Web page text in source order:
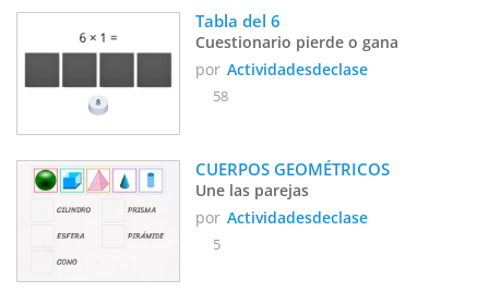
Tabla del 6
Cuestionario pierde o gana
por Actividadesdeclase
58
CUERPOS GEOMÉTRICOS
Une las parejas
por Actividadesdeclase
5